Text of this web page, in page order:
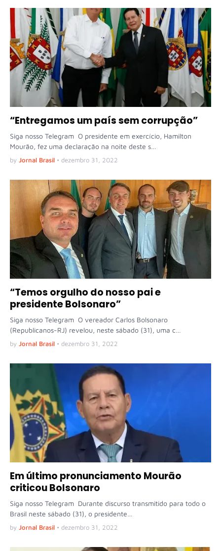
“Entregamos um país sem corrupção”
Siga nosso Telegram O presidente em exercício, Hamilton
Mourão, fez uma declaração na noite deste s…
by Jornal Brasil • dezembro 31, 2022
“Temos orgulho do nosso pai e
presidente Bolsonaro”
Siga nosso Telegram O vereador Carlos Bolsonaro
(Republicanos-RJ) revelou, neste sábado (31), uma c…
by Jornal Brasil • dezembro 31, 2022
Em último pronunciamento Mourão
criticou Bolsonaro
Siga nosso Telegram Durante discurso transmitido para todo o
Brasil neste sábado (31), o presidente…
by Jornal Brasil • dezembro 31, 2022